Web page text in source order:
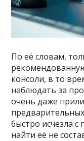
По её словам,
консоли, в то
наблюдать за
очень даже
быстро исчезла с
найти её не